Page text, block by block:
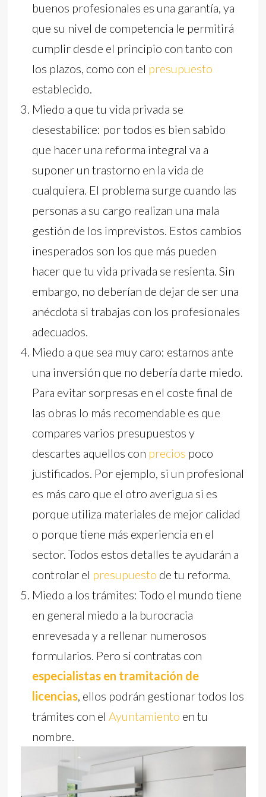
buenos profesionales es una garantía, ya
que su nivel de competencia le permitirá
cumplir desde el principio con tanto con
los plazos, como con el presupuesto
establecido.
Miedo a que tu vida privada se
desestabilice: por todos es bien sabido
que hacer una reforma integral va a
suponer un trastorno en la vida de
cualquiera. El problema surge cuando las
personas a su cargo realizan una mala
gestión de los imprevistos. Estos cambios
inesperados son los que más pueden
hacer que tu vida privada se resienta. Sin
embargo, no deberían de dejar de ser una
anécdota si trabajas con los profesionales
adecuados.
Miedo a que sea muy caro: estamos ante
una inversión que no debería darte miedo.
Para evitar sorpresas en el coste final de
las obras lo más recomendable es que
compares varios presupuestos y
descartes aquellos con precios poco
justificados. Por ejemplo, si un profesional
es más caro que el otro averigua si es
porque utiliza materiales de mejor calidad
o porque tiene más experiencia en el
sector. Todos estos detalles te ayudarán a
controlar el presupuesto de tu reforma.
Miedo a los trámites: Todo el mundo tiene
en general miedo a la burocracia
enrevesada y a rellenar numerosos
formularios. Pero si contratas con
especialistas en tramitación de
licencias, ellos podrán gestionar todos los
trámites con elAyuntamiento en tu
nombre.